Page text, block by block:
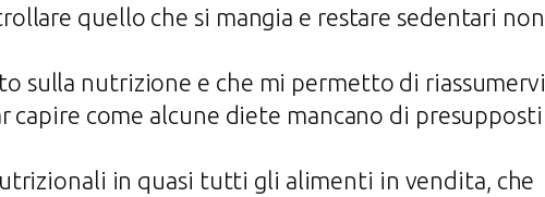
quello che si mangia e restare sedentari non
sulla nutrizione e che mi permetto di riassumervi
capire come alcune diete mancano di presupposti
in quasi tutti gli alimenti in vendita, che